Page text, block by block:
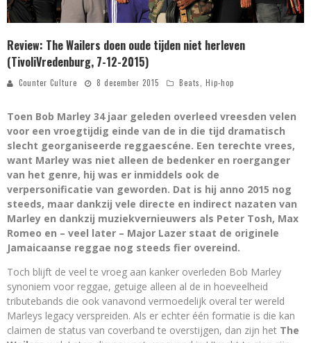
Review: The Wailers doen oude tijden niet herleven
(TivoliVredenburg, 7-12-2015)
Counter Culture 8 december 2015 Beats, Hip-hop
Toen Bob Marley 34 jaar geleden overleed vreesden velen
voor een vroegtijdig einde van de in die tijd dramatisch
slecht georganiseerde reggaescéne. Een terechte vrees,
want Marley was niet alleen de bedenker en roerganger
van het genre, hij was er inmiddels ook de
verpersonificatie van geworden. Dat is hij anno 2015 nog
steeds, maar dankzij vele directe en indirect nazaten van
Marley en dankzij muziekvernieuwers als Peter Tosh, Max
Romeo en – veel later – Major Lazer staat de originele
Jamaicaanse reggae nog steeds fier overeind.
Toch blijft de veel te vroeg aan kanker overleden Bob Marley
synoniem voor reggae, getuige alleen al de in hoeveelheid
tributebands die ook vanavond vermoedelijk overal ter wereld
Marleys legacy verspreiden. Als er echter één formatie is die kan
claimen de status van coverband te overstijgen, dan zijn het The